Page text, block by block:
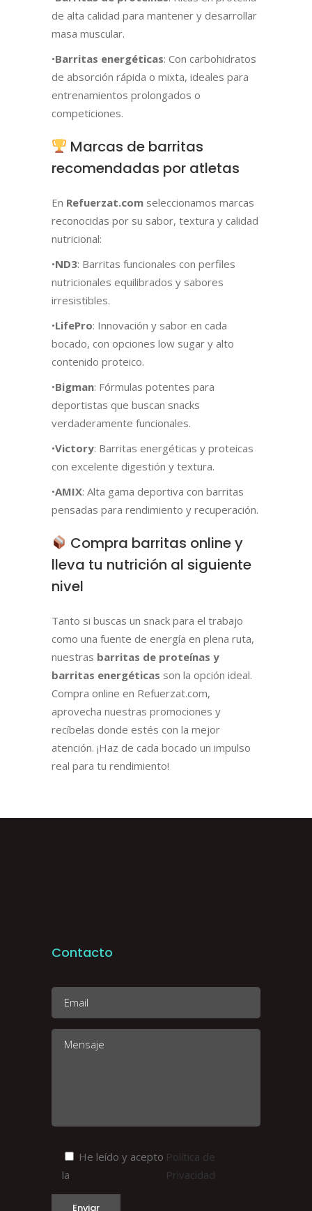
de alta calidad para mantener y desarrollar
masa muscular.
•Barritas energéticas: Con carbohidratos
de absorción rápida o mixta, ideales para
entrenamientos prolongados o
competiciones.
Marcas de barritas
recomendadas por atletas
En Refuerzat.com seleccionamos marcas
reconocidas por su sabor, textura y calidad
nutricional:
•ND3: Barritas funcionales con perfiles
nutricionales equilibrados y sabores
irresistibles.
•LifePro: Innovación y sabor en cada
bocado, con opciones low sugar y alto
contenido proteico.
•Bigman: Fórmulas potentes para
deportistas que buscan snacks
verdaderamente funcionales.
•Victory: Barritas energéticas y proteicas
con excelente digestión y textura.
•AMIX: Alta gama deportiva con barritas
pensadas para rendimiento y recuperación.
Compra barritas online y
lleva tu nutrición al siguiente
nivel
Tanto si buscas un snack para el trabajo
como una fuente de energía en plena ruta,
nuestras barritas de proteínas y
barritas energéticas son la opción ideal.
Compra online en Refuerzat.com,
aprovecha nuestras promociones y
recíbelas donde estés con la mejor
atención. ¡Haz de cada bocado un impulso
real para tu rendimiento!
Contacto
He leído y acepto
la
Política de
Privacidad